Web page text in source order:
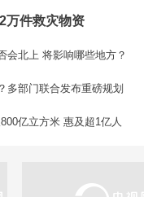
万件救灾物资
会北上 将影响哪些地方？
多部门联合发布重磅规划
亿立方米 惠及超1亿人